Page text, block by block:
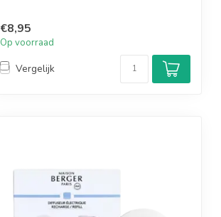
€8,95
Op voorraad
Vergelijk